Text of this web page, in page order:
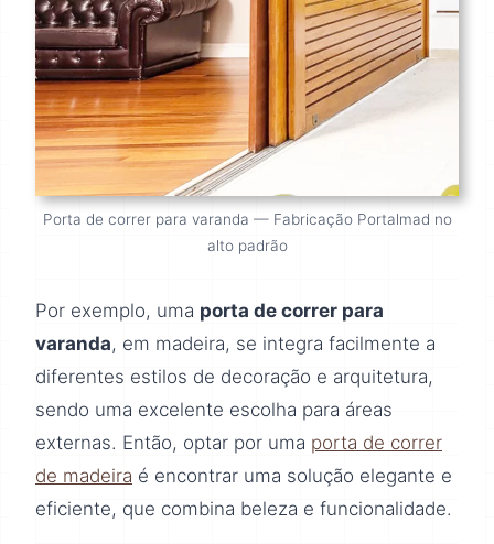
Porta de correr para varanda — Fabricação Portalmad no
alto padrão
Por exemplo, uma porta de correr para
varanda, em madeira, se integra facilmente a
diferentes estilos de decoração e arquitetura,
sendo uma excelente escolha para áreas
externas. Então, optar por uma porta de correr
de madeira é encontrar uma solução elegante e
eficiente, que combina beleza e funcionalidade.